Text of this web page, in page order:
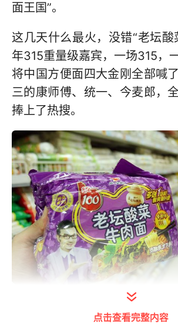
面王国”。
这几天什么最火，没错“老坛酸
年315重量级嘉宾，一场315，
将中国方便面四大金刚全部喊
三的康师傅、统一、今麦郎，
捧上了热搜。
打开今日头条查看图片详情
点击查看完整内容